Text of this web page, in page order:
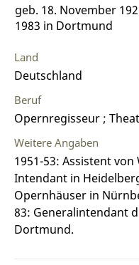
geb. 18. November
1983 in Dortmund
Land
Deutschland
Beruf
Opernregisseur ;
Weitere Angaben
1951-53: Assistent
Intendant in
Opernhäuser in
83: Generalintendant
Dortmund.